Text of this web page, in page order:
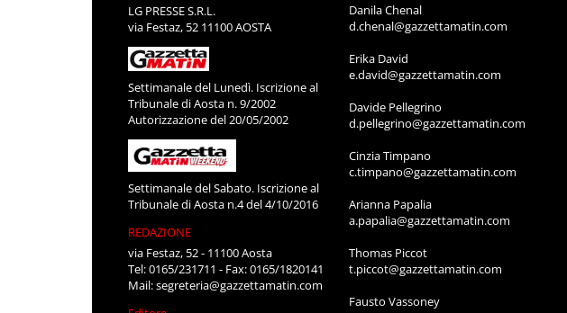
LG PRESSE S.R.L.
via Festaz, 52 11100 AOSTA
Settimanale del Lunedì. Iscrizione al
Tribunale di Aosta n. 9/2002
Autorizzazione del 20/05/2002
Settimanale del Sabato. Iscrizione al
Tribunale di Aosta n.4 del 4/10/2016
REDAZIONE
via Festaz, 52 - 11100 Aosta
Tel: 0165/231711 - Fax: 0165/1820141
Mail:segreteria@gazzettamatin.com
Danila Chenal
d.chenal@gazzettamatin.com
Erika David
e.david@gazzettamatin.com
Davide Pellegrino
d.pellegrino@gazzettamatin.com
Cinzia Timpano
c.timpano@gazzettamatin.com
Arianna Papalia
a.papalia@gazzettamatin.com
Thomas Piccot
t.piccot@gazzettamatin.com
Fausto Vassoney